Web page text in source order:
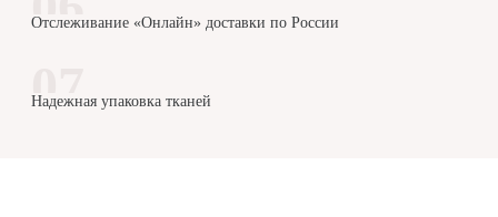
Отслеживание «Онлайн» доставки по России
Надежная упаковка тканей